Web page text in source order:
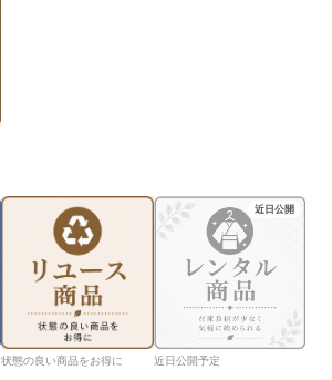
状態の良い商品をお得に
近日公開
近日公開予定